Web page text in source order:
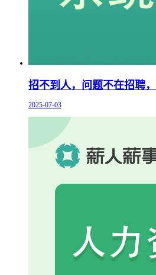
招不到人，问题不在招聘
2025-07-03